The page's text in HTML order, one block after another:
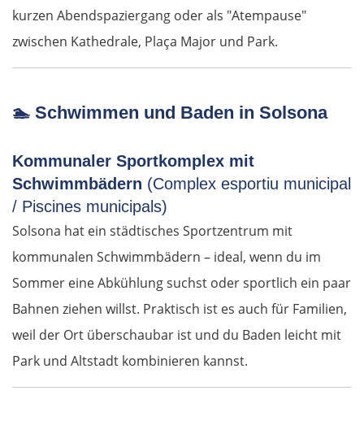
kurzen Abendspaziergang oder als "Atempause"
zwischen Kathedrale, Plaça Major und Park.
🏊 Schwimmen und Baden in Solsona
Kommunaler Sportkomplex mit
Schwimmbädern (Complex esportiu municipal
/ Piscines municipals)
Solsona hat ein städtisches Sportzentrum mit
kommunalen Schwimmbädern – ideal, wenn du im
Sommer eine Abkühlung suchst oder sportlich ein paar
Bahnen ziehen willst. Praktisch ist es auch für Familien,
weil der Ort überschaubar ist und du Baden leicht mit
Park und Altstadt kombinieren kannst.
Taus
Cham
Ingolstadt
Pfaffenhofen an der Ilm
München
Rosenheim
Österreich